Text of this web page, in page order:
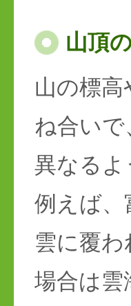
山頂
山の標
ね合いで
異なる
例えば、
雲に覆
場合は雲